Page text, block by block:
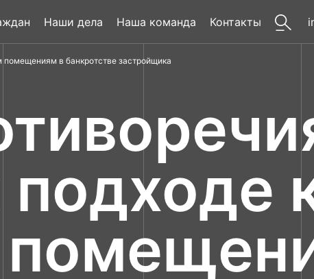
Наши дела Наша команда Контакты
в банкротстве застройщика